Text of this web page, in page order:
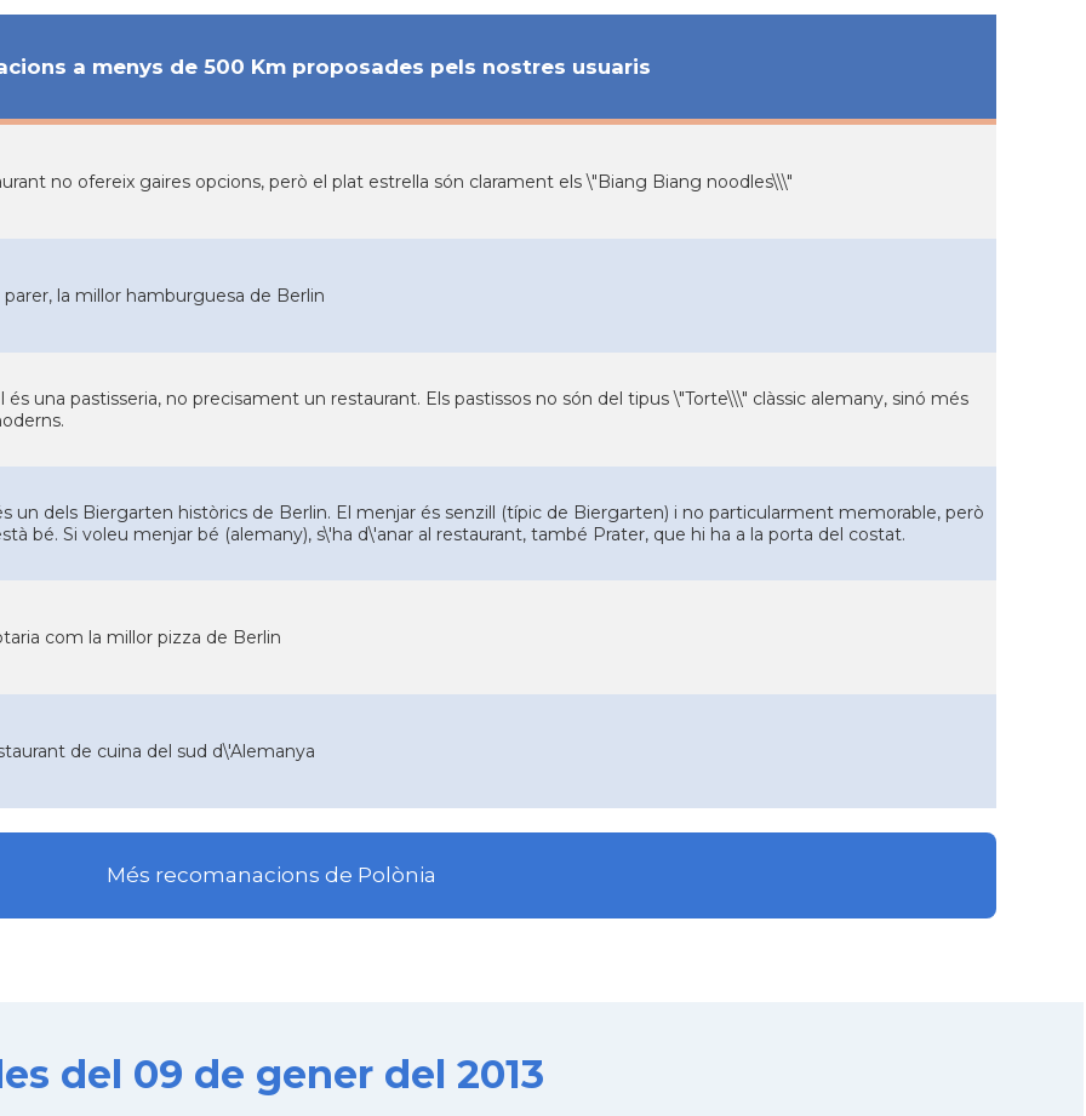
a menys de 500 Km proposades pels nostres usuaris
no ofereix gaires opcions, però el plat estrella són clarament els \"Biang Biang noodles\\\"
la millor hamburguesa de Berlin
és una pastisseria, no precisament un restaurant. Els pastissos no són del tipus \"Torte\\\" clàssic alemany, sinó més
un dels Biergarten històrics de Berlin. El menjar és senzill (típic de Biergarten) i no particularment memorable, però
bé. Si voleu menjar bé (alemany), s\'ha d\'anar al restaurant, també Prater, que hi ha a la porta del costat.
com la millor pizza de Berlin
de cuina del sud d\'Alemanya
Més recomanacions de Polònia
del 09 de gener del 2013